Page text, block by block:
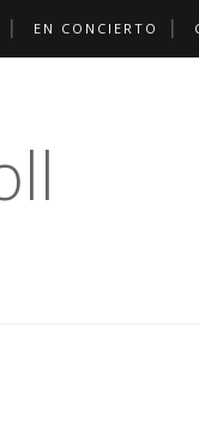
EN CONCIERTO